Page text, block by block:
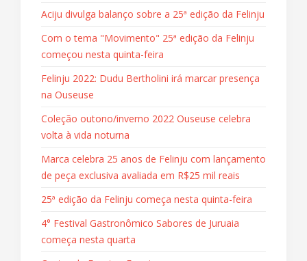
Aciju divulga balanço sobre a 25ª edição da Felinju
Com o tema "Movimento" 25ª edição da Felinju
começou nesta quinta-feira
Felinju 2022: Dudu Bertholini irá marcar presença
na Ouseuse
Coleção outono/inverno 2022 Ouseuse celebra
volta à vida noturna
Marca celebra 25 anos de Felinju com lançamento
de peça exclusiva avaliada em R$25 mil reais
25ª edição da Felinju começa nesta quinta-feira
4° Festival Gastronômico Sabores de Juruaia
começa nesta quarta